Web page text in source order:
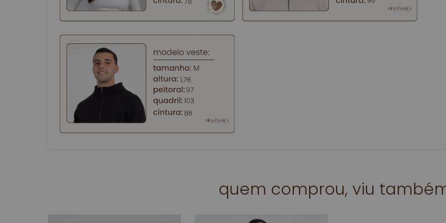
quem comprou, viu